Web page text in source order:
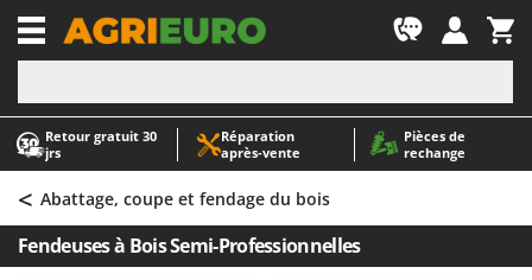
Retour gratuit 30
jrs
Réparation
après‑vente
Pièces de
rechange
-1
A
Abris de jardin
Accessoires pour tracteurs tondeuses autoportés
Aérateurs Scarificateurs pour gazon
Arracheuses de pommes de terre pour tracteur
A
AgriEuro Premium
AgriEuro TOP-LINE
AGT
< Abattage, coupe et fendage du bois
Fendeuses à Bois Semi-Professionnelles